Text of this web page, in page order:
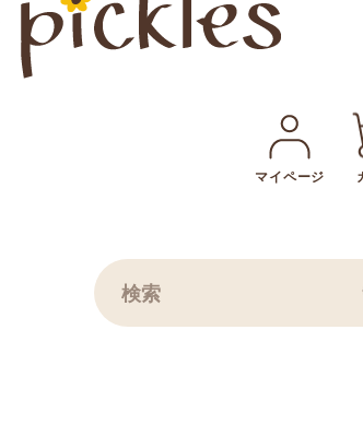
マイページ